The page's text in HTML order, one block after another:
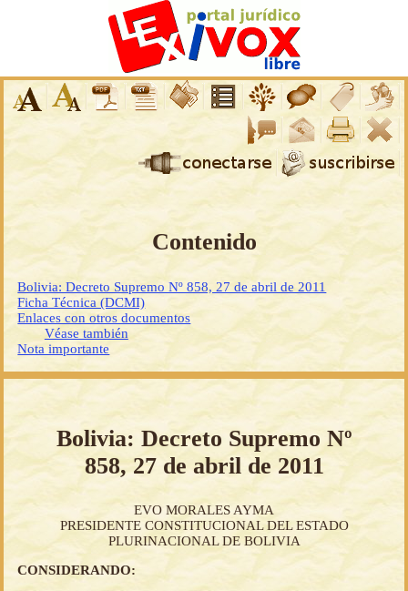
Contenido
Bolivia: Decreto Supremo Nº 858, 27 de abril de 2011
Ficha Técnica (DCMI)
Enlaces con otros documentos
Véase también
Nota importante
Bolivia: Decreto Supremo Nº
858, 27 de abril de 2011
EVO MORALES AYMA
PRESIDENTE CONSTITUCIONAL DEL ESTADO
PLURINACIONAL DE BOLIVIA
CONSIDERANDO: